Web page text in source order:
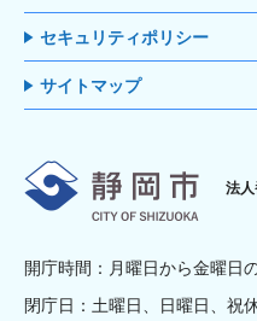
セキュリティポリシー
サイトマップ
静
法
開庁時間：月曜日から金曜日
閉庁日：土曜日、日曜日、祝